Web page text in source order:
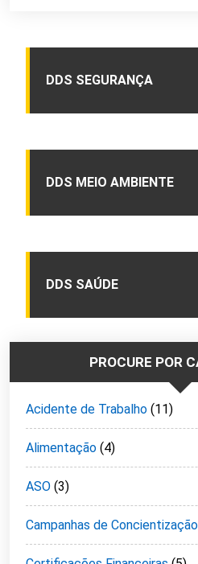
DDS SEGURANÇA
DDS MEIO AMBIENTE
DDS SAÚDE
PROCURE POR
Acidente de Trabalho (11)
Alimentação (4)
ASO (3)
Campanhas de Concientização